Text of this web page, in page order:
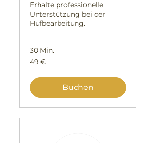
Erhalte professionelle
Unterstützung bei der
Hufbearbeitung.
30 Min.
49
Euro
49 €
Buchen